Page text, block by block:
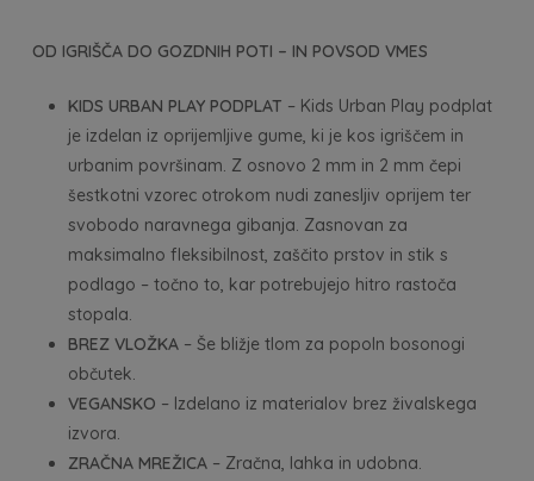
OD IGRIŠČA DO GOZDNIH POTI – IN POVSOD VMES
KIDS URBAN PLAY PODPLAT – Kids Urban Play podplat
je izdelan iz oprijemljive gume, ki je kos igriščem in
urbanim površinam. Z osnovo 2 mm in 2 mm čepi
šestkotni vzorec otrokom nudi zanesljiv oprijem ter
svobodo naravnega gibanja. Zasnovan za
maksimalno fleksibilnost, zaščito prstov in stik s
podlago – točno to, kar potrebujejo hitro rastoča
stopala.
BREZ VLOŽKA– Še bližje tlom za popoln bosonogi
občutek.
VEGANSKO – Izdelano iz materialov brez živalskega
izvora.
ZRAČNA MREŽICA– Zračna, lahka in udobna.